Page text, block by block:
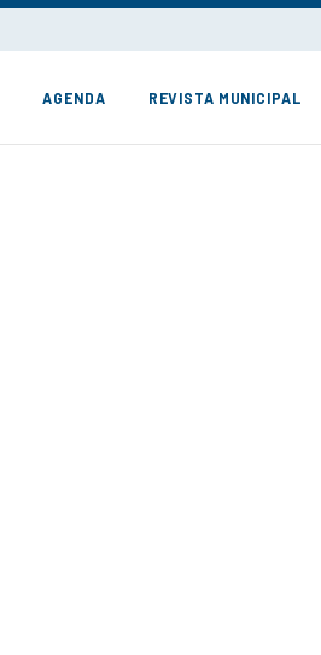
AGENDA REVISTA MUNICIPAL